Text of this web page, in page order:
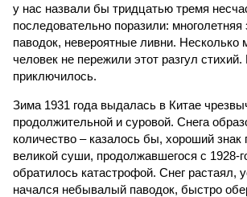
у нас назвали бы тридцатью тремя
последовательно поразили:
паводок, невероятные ливни. Несколько
человек не пережили этот разгул стихий.
приключилось.
Зима 1931 года выдалась в Китае
продолжительной и суровой. Снега
количество – казалось бы, хороший знак
великой суши, продолжавшегося с 1928-
обратилось катастрофой. Снег растаял,
начался небывалый паводок, быстро